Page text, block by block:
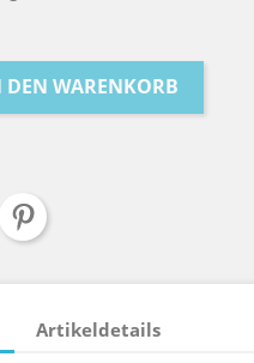
DEN WARENKORB
Artikeldetails